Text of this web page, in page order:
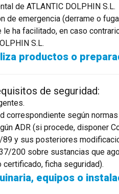
de ATLANTIC DOLPHIN S.L.
de emergencia (derrame o
ha facilitado, en caso
S.L.
productos o
de seguridad:
correspondiente según
ADR (si procede, disponer
89 y sus posteriores
200 sobre sustancias que
ficha seguridad).
equipos o